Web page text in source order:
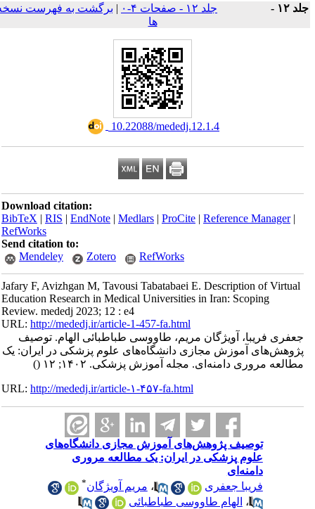
۱۲ - جلد ۱۲ - صفحات ۴-۰ | برگشت به فهرست نسخه
ها
‎ 10.22088/mededj.12.1.4
Download citation:
BibTeX|RIS|EndNote|Medlars|ProCite|Reference Manager
RefWorks
Send citation to:
Mendeley
Zotero RefWorks
Jafary F, Avizhgan M, Tavousi Tabatabaei E. Description of Virtual
Education Research in Medical Universities in Iran: Scoping
Review. mededj 2023; 12 : e4
URL:http://mededj.ir/article-1-457-fa.html
جعفری فریبا، آویژگان مریم، طاووسی طباطبائی الهام. توصیف
پژوهش‌های آموزش مجازی دانشگاه‌های علوم پزشکی در ایران: یک
مطالعه مروری دامنه‌ای. مجله آموزش پزشکی. ۱۴۰۲; ۱۲
()
URL:http://mededj.ir/article-۱-۴۵۷-fa.html
توصیف پژوهش‌های آموزش مجازی دانشگاه‌های
علوم پزشکی در ایران: یک مطالعه مروری
دامنه‌ای
فریبا جعفری
،مریم آویژگان *
،الهام طاووسی طباطبائی